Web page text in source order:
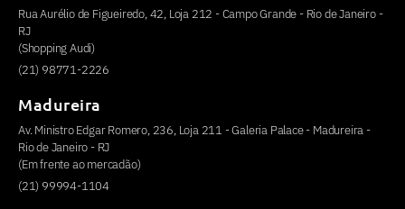
Rua Aurélio de Figueiredo, 42, Loja 212 - Campo Grande - Rio de Janeiro -
RJ
(Shopping Audi)
(21) 98771-2226
Madureira
Av. Ministro Edgar Romero, 236, Loja 211 - Galeria Palace - Madureira -
Rio de Janeiro - RJ
(Em frente ao mercadão)
(21) 99994-1104